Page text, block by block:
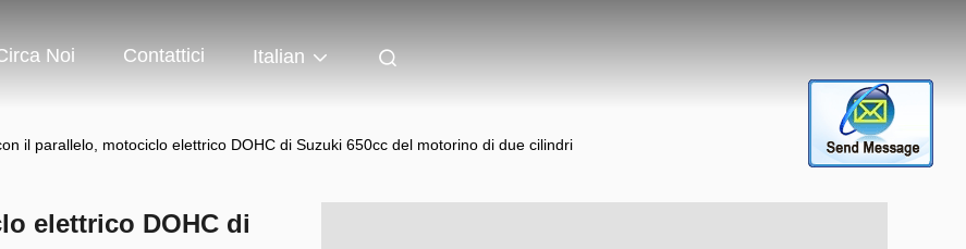
Noi Contattici Italian
il parallelo, motociclo elettrico DOHC di Suzuki 650cc del motorino di due cilindri
elettrico DOHC di